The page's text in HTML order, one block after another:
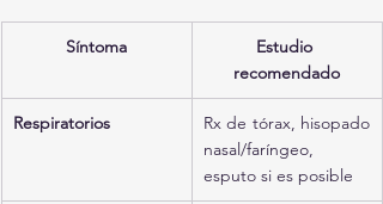
Síntoma
Estudio
recomendado
Respiratorios
Rx de tórax, hisopado
nasal/faríngeo,
esputo si es posible